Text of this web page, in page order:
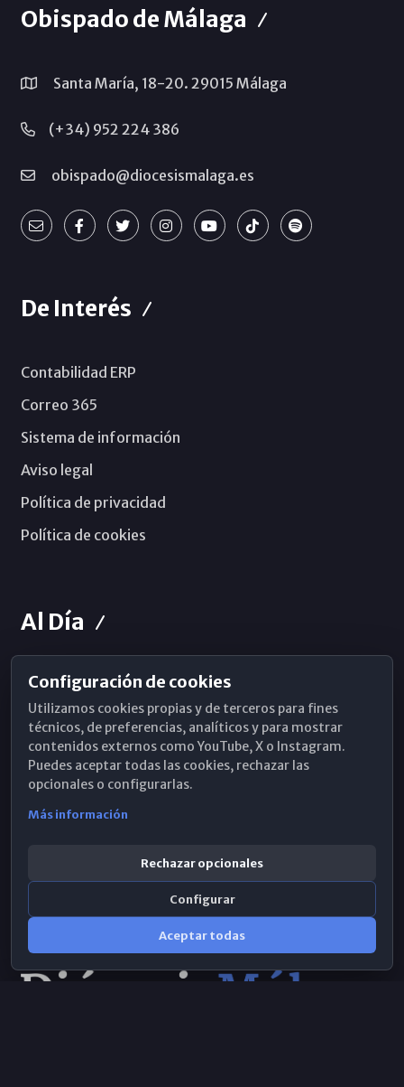
Obispado de Málaga
Santa María, 18-20. 29015 Málaga
(+34) 952 224 386
obispado@diocesismalaga.es
De Interés
Contabilidad ERP
Correo 365
Sistema de información
Aviso legal
Política de privacidad
Política de cookies
Al Día
Horarios de Misa
Hemeroteca
WhatsApp
Configuración de cookies
Utilizamos cookies propias y de terceros para fines
técnicos, de preferencias, analíticos y para mostrar
contenidos externos como YouTube, X o Instagram.
Puedes aceptar todas las cookies, rechazar las
opcionales o configurarlas.
Más información
Rechazar opcionales
Configurar
Aceptar todas